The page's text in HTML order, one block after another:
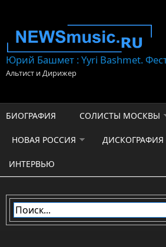
Юрий Башмет : Yyri Bashmet.
Альтист и Дирижер
БИОГРАФИЯ СОЛИСТЫ МОСКВЫ
НОВАЯ РОССИЯ ДИСКОГРАФИЯ
ИНТЕРВЬЮ